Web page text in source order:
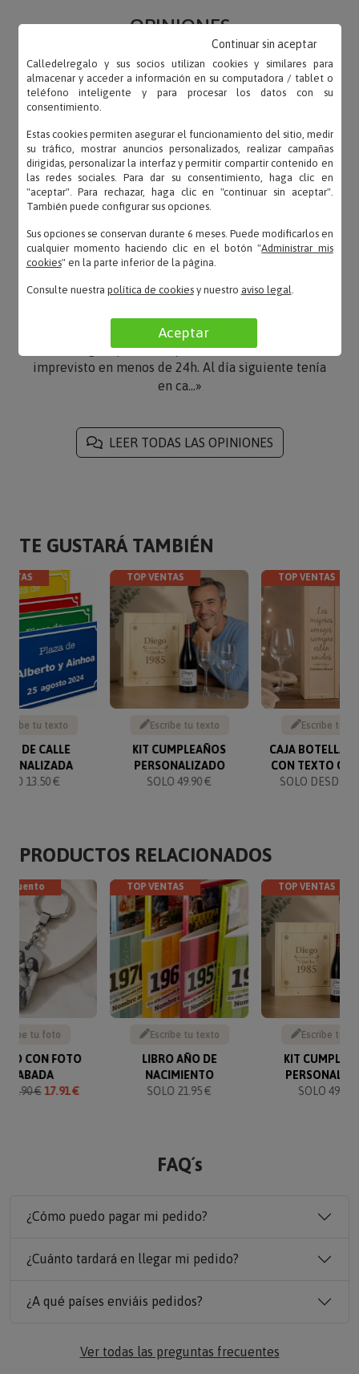
OPINIONES
«Detalle personalizado bonito»
creusa – 02/02/2021
«Estamos muy contentos con el resultado. Lo
recomiendo.»
Miriam – 21/08/2020
«Me llegó equivocada pero me solucionaron el
imprevisto en menos de 24h. Al día siguiente tenía
en ca...»
LEER TODAS LAS OPINIONES
TE GUSTARÁ TAMBIÉN
tu texto
DE CALLE
13.50 €
TOP VENTAS
Escribe tu texto
KIT CUMPLEAÑOS
PERSONALIZADO
SOLO 49.90 €
TOP VENTAS
Escribe tu
CAJA BOTELLA
CON TEXTO
SOLO DESDE
PRODUCTOS RELACIONADOS
Sube tu foto
CON FOTO
GRABADA
19.90 €17.91 €
TOP VENTAS
Escribe tu texto
LIBRO AÑO DE
NACIMIENTO
SOLO 21.95 €
TOP VENTAS
Escribe tu
KIT
SOLO 49.90
FAQ´s
¿Cómo puedo pagar mi pedido?
¿Cuánto tardará en llegar mi pedido?
¿A qué países enviáis pedidos?
Ver todas las preguntas frecuentes
Calledelregalo y sus socios utilizan cookies y similares para
almacenar y acceder a información en su computadora / tablet o
teléfono inteligente y para procesar los datos con su
consentimiento.
Estas cookies permiten asegurar el funcionamiento del sitio, medir
su tráfico, mostrar anuncios personalizados, realizar campañas
dirigidas, personalizar la interfaz y permitir compartir contenido en
las redes sociales. Para dar su consentimiento, haga clic en
"aceptar". Para rechazar, haga clic en "continuar sin aceptar".
También puede configurar sus opciones.
Sus opciones se conservan durante 6 meses. Puede modificarlos en
cualquier momento haciendo clic en el botón "Administrar mis
cookies" en la parte inferior de la página.
Consulte nuestra política de cookiesy nuestro aviso legal
Aceptar
Continuar sin aceptar